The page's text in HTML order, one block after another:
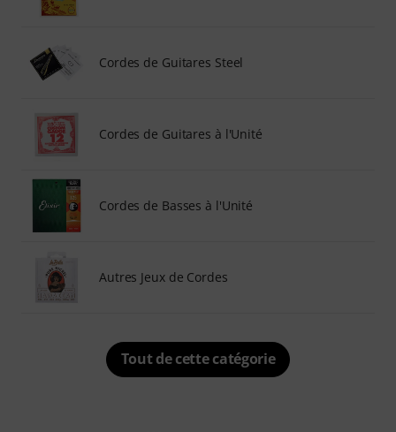
Cordes de Guitares Steel
Cordes de Guitares à l'Unité
Cordes de Basses à l'Unité
Autres Jeux de Cordes
Tout de cette catégorie